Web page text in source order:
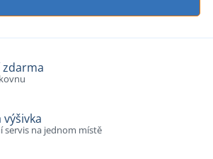
zdarma
výšivka
servis na jednom místě